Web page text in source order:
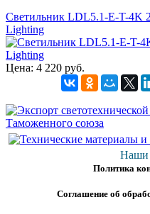
Светильник LDL5.1-E-T-4K
Lighting
Цена: 4 220 руб.
Наши
Политика
Соглашение об